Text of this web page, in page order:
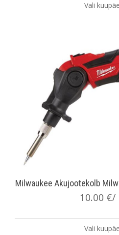
Vali
Milwaukee Akujootekolb
10.00 €/
Vali